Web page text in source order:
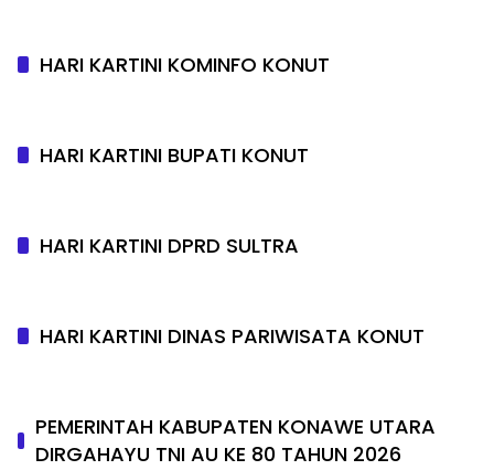
HARI KARTINI KOMINFO KONUT
HARI KARTINI BUPATI KONUT
HARI KARTINI DPRD SULTRA
HARI KARTINI DINAS PARIWISATA KONUT
PEMERINTAH KABUPATEN KONAWE UTARA
DIRGAHAYU TNI AU KE 80 TAHUN 2026